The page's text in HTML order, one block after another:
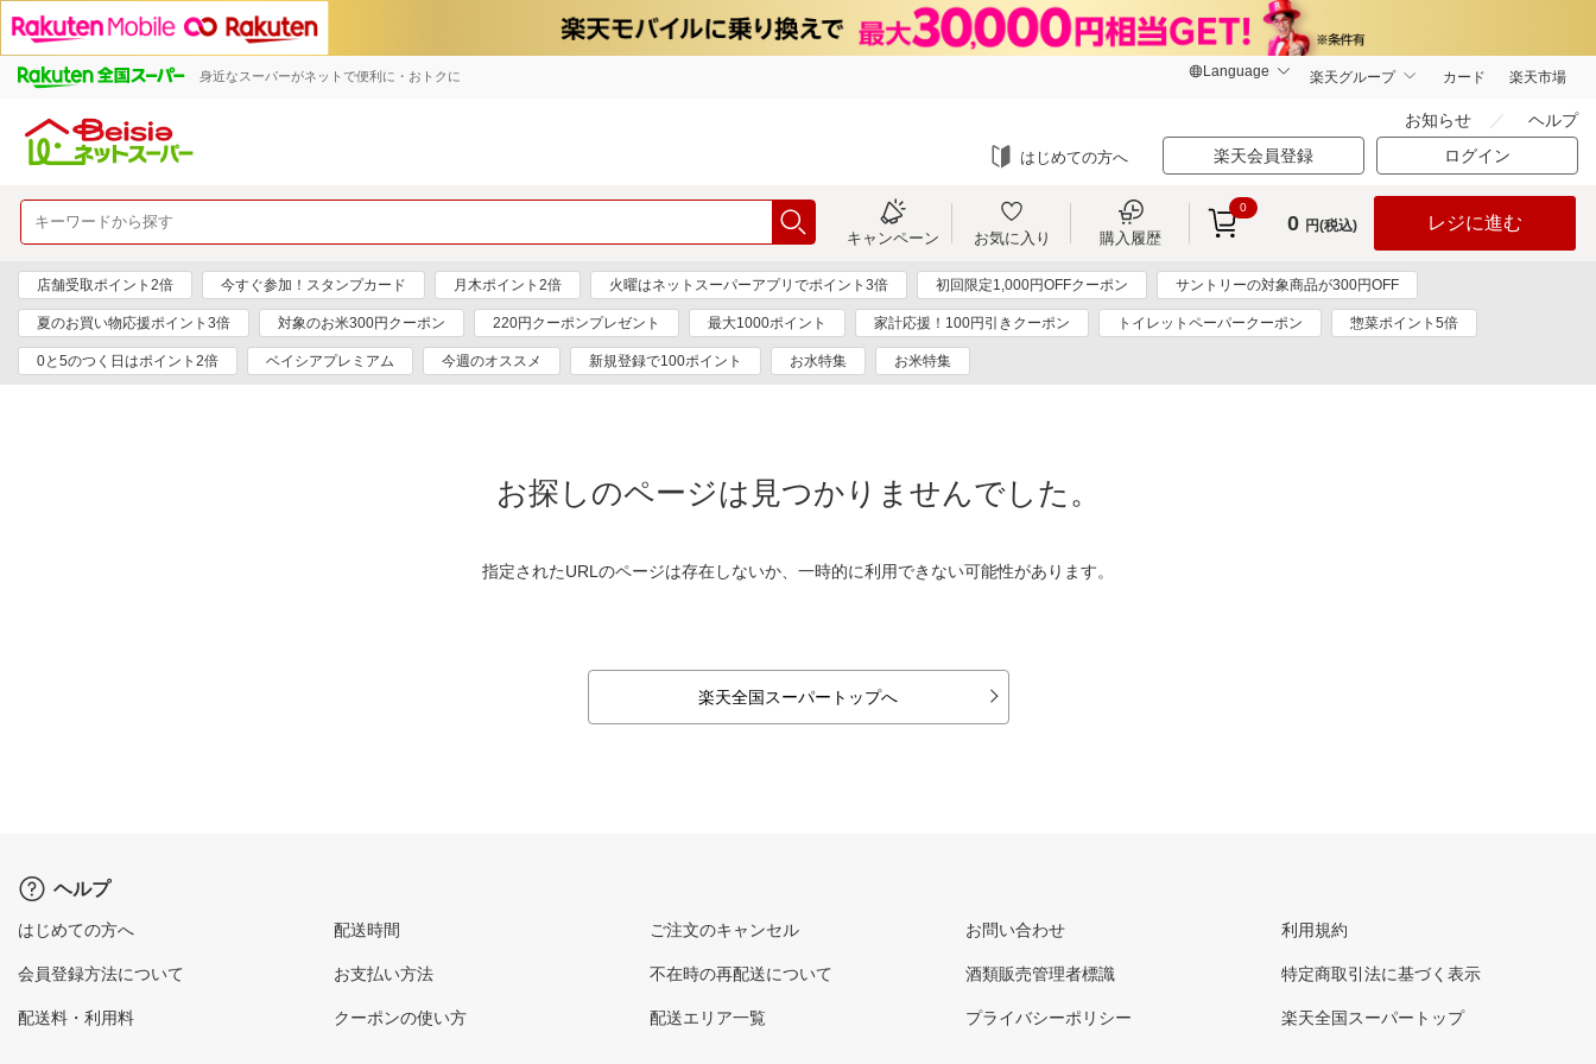
身近なスーパーがネットで便利に・おトクに 楽天グループ カード 楽天市場
お知らせ ヘルプ
はじめての方へ 楽天会員登録 ログイン
キャンペーン お気に入り 購入履歴
0
0 円(税込) レジに進む
店舗受取ポイント2倍 今すぐ参加！スタンプカード 月木ポイント2倍 火曜はネットスーパーアプリでポイント3倍 初回限定1,000円OFFクーポン サントリーの対象商品が300円OFF
夏のお買い物応援ポイント3倍 対象のお米300円クーポン 220円クーポンプレゼント 最大1000ポイント 家計応援！100円引きクーポン トイレットペーパークーポン 惣菜ポイント5倍
0と5のつく日はポイント2倍 ベイシアプレミアム 今週のオススメ 新規登録で100ポイント お水特集 お米特集
お探しのページは見つかりませんでした。
指定されたURLのページは存在しないか、一時的に利用できない可能性があります。
楽天全国スーパートップへ
ヘルプ
はじめての方へ
会員登録方法について
配送料・利用料
配送時間
お支払い方法
クーポンの使い方
ご注文のキャンセル
不在時の再配送について
配送エリア一覧
お問い合わせ
酒類販売管理者標識
プライバシーポリシー
利用規約
特定商取引法に基づく表示
楽天全国スーパートップ